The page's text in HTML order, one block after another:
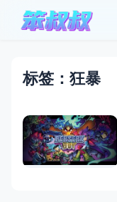
标签：狂暴